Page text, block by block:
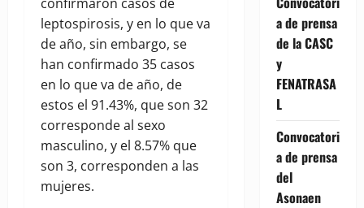
leptospirosis, y en lo que va
de año, sin embargo, se
han confirmado 35 casos
en lo que va de año, de
estos el 91.43%, que son 32
corresponde al sexo
masculino, y el 8.57% que
son 3, corresponden a las
mujeres.
a de prensa
de la CASC
y
FENATRASA
L
Convocatori
a de prensa
del
Asonaen